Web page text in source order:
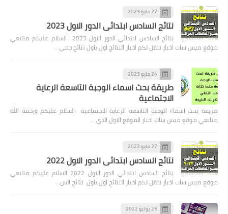
27 مايو 2023
نتائج السادس ابتدائي الدور الاول 2023
نتائج السادس ابتدائي الدور الاول 2023 السلام عليكم متابعي
موقع ميس سات اخبار ننقل لكم اخبار النتائج اول باول نتائج جمي…
24 مايو 2023
طريقة بحث اسماء الوجبة التاسعة الرعاية
الاجتماعية
طريقة بحث اسماء الوجبة التاسعة الرعاية الاجتماعية السلام عليكم ورحمه الله
متابعي موقع ميس سات اخبار الموقع الاول الذي …
27 مايو 2022
نتائج السادس ابتدائي الدور الاول 2022
نتائج السادس ابتدائي الدور الاول 2022 السلام عليكم متابعي
موقع ميس سات اخبار ننقل لكم اخبار النتائج اول باول نتائج الس…
25 يوليو 2022